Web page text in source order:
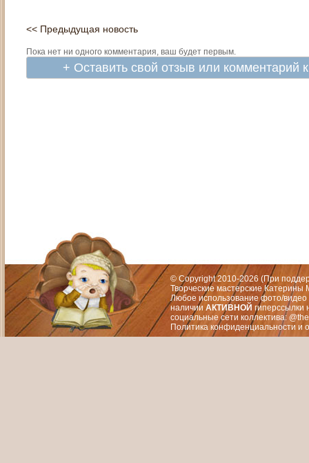
<< Предыдущая новость
Пока нет ни одного комментария, ваш будет первым.
+ Оставить свой отзыв или комментарий
© Copyright 2010-2026 (При
Творческие мастерские
Любое использование фото/видео
наличии АКТИВНОЙ гиперссылки
социальные сети коллектива:
Политика конфиденциальности и